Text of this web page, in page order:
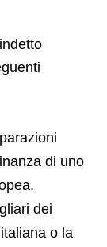
di uno
dei
o la